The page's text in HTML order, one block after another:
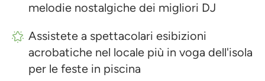
melodie nostalgiche dei migliori DJ
Assistete a spettacolari esibizioni
acrobatiche nel locale più in voga dell'isola
per le feste in piscina